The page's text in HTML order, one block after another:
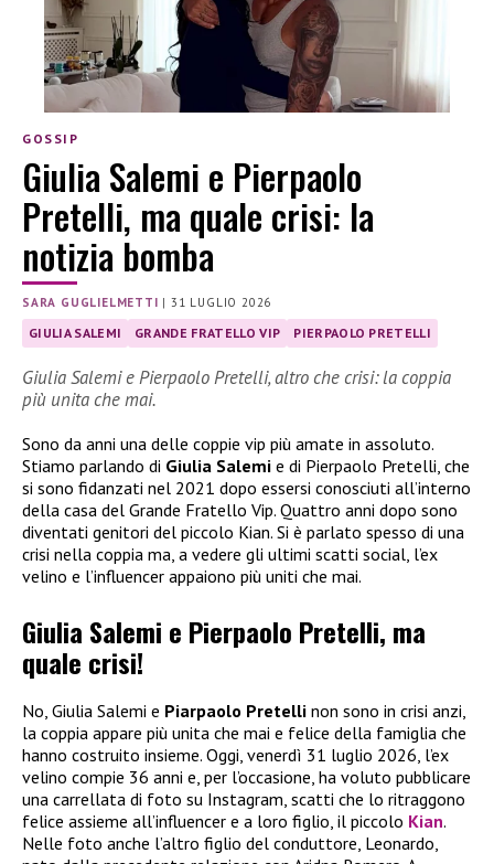
GOSSIP
Giulia Salemi e Pierpaolo
Pretelli, ma quale crisi: la
notizia bomba
SARA GUGLIELMETTI |31 LUGLIO 2026
GIULIA SALEMI GRANDE FRATELLO VIP PIERPAOLO PRETELLI
Giulia Salemi e Pierpaolo Pretelli, altro che crisi: la coppia
più unita che mai.
Sono da anni una delle coppie vip più amate in assoluto.
Stiamo parlando di Giulia Salemi e di Pierpaolo Pretelli, che
si sono fidanzati nel 2021 dopo essersi conosciuti all’interno
della casa del Grande Fratello Vip. Quattro anni dopo sono
diventati genitori del piccolo Kian. Si è parlato spesso di una
crisi nella coppia ma, a vedere gli ultimi scatti social, l’ex
velino e l’influencer appaiono più uniti che mai.
Giulia Salemi e Pierpaolo Pretelli, ma
quale crisi!
No, Giulia Salemi e Piarpaolo Pretelli non sono in crisi anzi,
la coppia appare più unita che mai e felice della famiglia che
hanno costruito insieme. Oggi, venerdì 31 luglio 2026, l’ex
velino compie 36 anni e, per l’occasione, ha voluto pubblicare
una carrellata di foto su Instagram, scatti che lo ritraggono
felice assieme all’influencer e a loro figlio, il piccolo Kian.
Nelle foto anche l’altro figlio del conduttore, Leonardo,